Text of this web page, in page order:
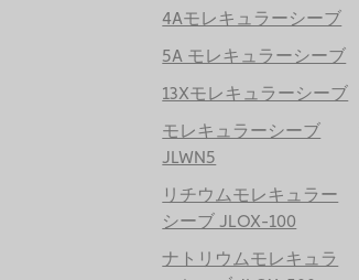
4Aモレキュラーシーブ
5A モレキュラーシーブ
13Xモレキュラーシーブ
モレキュラーシーブ
JLWN5
リチウムモレキュラー
シーブ JLOX-100
ナトリウムモレキュラ